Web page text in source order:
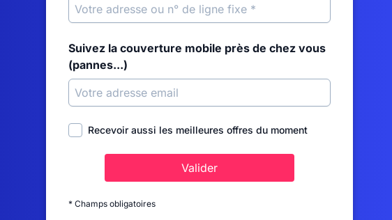
Suivez la couverture mobile près de chez vous
(pannes...)
Recevoir aussi les meilleures offres du moment
Valider
* Champs obligatoires